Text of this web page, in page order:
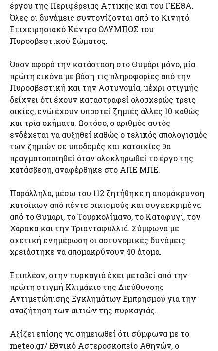
έργου της Περιφέρειας Αττικής και του ΓΕΕΘΑ.
Όλες οι δυνάμεις συντονίζονται από το Κινητό
Επιχειρησιακό Κέντρο ΟΛΥΜΠΟΣ του
Πυροσβεστικού Σώματος.
Όσον αφορά την κατάσταση στο Θυμάρι μόνο, μία
πρώτη εικόνα με βάση τις πληροφορίες από την
Πυροσβεστική και την Αστυνομία, μέχρι στιγμής
δείχνει ότι έχουν καταστραφεί ολοσχερώς τρεις
οικίες, ενώ έχουν υποστεί ζημιές άλλες 10 καθώς
και τρία οχήματα. Ωστόσο, ο αριθμός αυτός
ενδέχεται να αυξηθεί καθώς ο τελικός απολογισμός
των ζημιών σε υποδομές και κατοικίες θα
πραγματοποιηθεί όταν ολοκληρωθεί το έργο της
κατάσβεση, αναφέρθηκε στο ΑΠΕ ΜΠΕ.
Παράλληλα, μέσω του 112 ζητήθηκε η απομάκρυνση
κατοίκων από πέντε οικισμούς και συγκεκριμένα
από το Θυμάρι, το Τουρκολίμανο, το Καταφυγί, τον
Χάρακα και την Τριανταφυλλιά. Σύμφωνα με
σχετική ενημέρωση οι αστυνομικές δυνάμεις
χρειάστηκε να απομακρύνουν 40 άτομα.
Επιπλέον, στην πυρκαγιά έχει μεταβεί από την
πρώτη στιγμή Κλιμάκιο της Διεύθυνσης
Αντιμετώπισης Εγκλημάτων Εμπρησμού για την
αναζήτηση των αιτιών της πυρκαγιάς.
Αξίζει επίσης να σημειωθεί ότι σύμφωνα με το
meteo.gr/ Εθνικό Αστεροσκοπείο Αθηνών, ο